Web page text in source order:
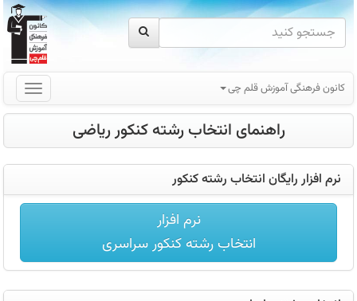
کانون فرهنگی آموزش قلم چی
راهنمای انتخاب رشته کنکور ریاضی
انتخاب
کنکور
1401
نرم افزار رایگان انتخاب رشته کنکور
نرم افزار
انتخاب رشته کنکور سراسری